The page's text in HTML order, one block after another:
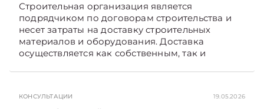
Строительная организация является
подрядчиком по договорам строительства и
несет затраты на доставку строительных
материалов и оборудования. Доставка
осуществляется как собственным, так и
Viber, чтобы не пропускать новые статьи
КОНСУЛЬТАЦИИ 19.05.2026